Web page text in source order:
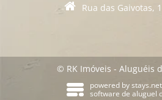
Rua das Gaivotas,
© RK Imóveis - Aluguéis
powered bystays.net
software de aluguel